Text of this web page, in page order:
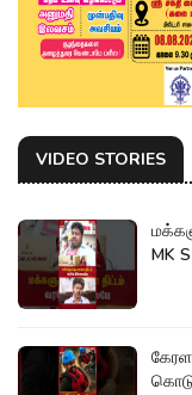
VIDEO STORIES
MK